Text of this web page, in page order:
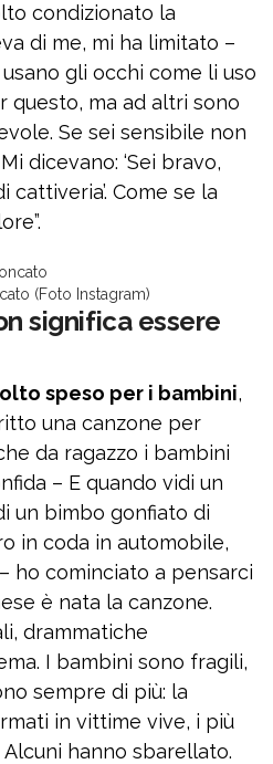
condizionato la
di me, mi ha limitato –
gli occhi come li uso
questo, ma ad altri sono
Se sei sensibile non
dicevano: ‘Sei bravo,
cattiveria’. Come se la
(Foto Instagram)
significa essere
speso per i bambini,
una canzone per
da ragazzo i bambini
– E quando vidi un
un bimbo gonfiato di
in coda in automobile,
ho cominciato a pensarci
è nata la canzone.
drammatiche
I bambini sono fragili,
sempre di più: la
in vittime vive, i più
hanno sbarellato.